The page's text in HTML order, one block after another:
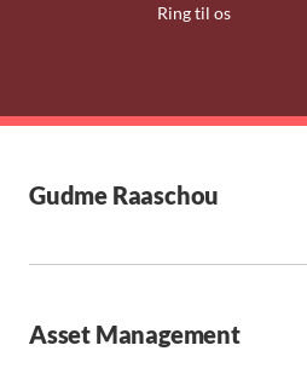
Ring til os
Gudme Raaschou
Asset Management